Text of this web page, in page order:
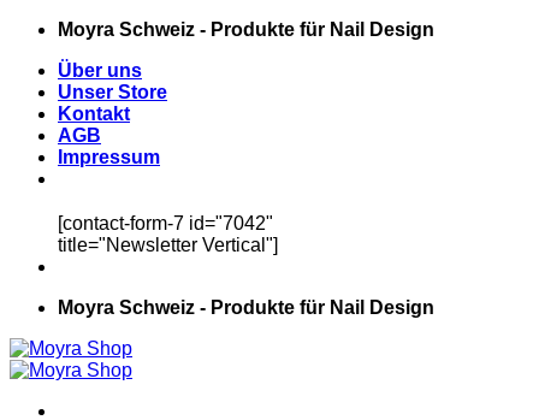
Zum
springen
Moyra Schweiz - Produkte für Nail Design
Über uns
Unser Store
Kontakt
AGB
Impressum
[contact-form-7 id="7042"
title="Newsletter Vertical"]
Moyra Schweiz - Produkte für Nail Design